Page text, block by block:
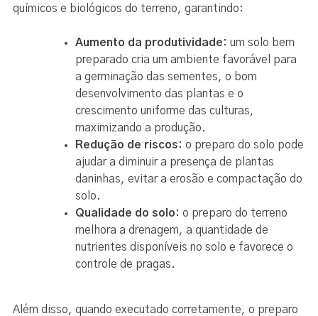
químicos e biológicos do terreno, garantindo:
Aumento da produtividade: um solo bem
preparado cria um ambiente favorável para
a germinação das sementes, o bom
desenvolvimento das plantas e o
crescimento uniforme das culturas,
maximizando a produção.
Redução de riscos: o preparo do solo pode
ajudar a diminuir a presença de plantas
daninhas, evitar a erosão e compactação do
solo.
Qualidade do solo: o preparo do terreno
melhora a drenagem, a quantidade de
nutrientes disponíveis no solo e favorece o
controle de pragas.
Além disso, quando executado corretamente, o preparo